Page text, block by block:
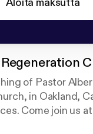
of Pastor
in Oakland,
Come join us
10:45a every